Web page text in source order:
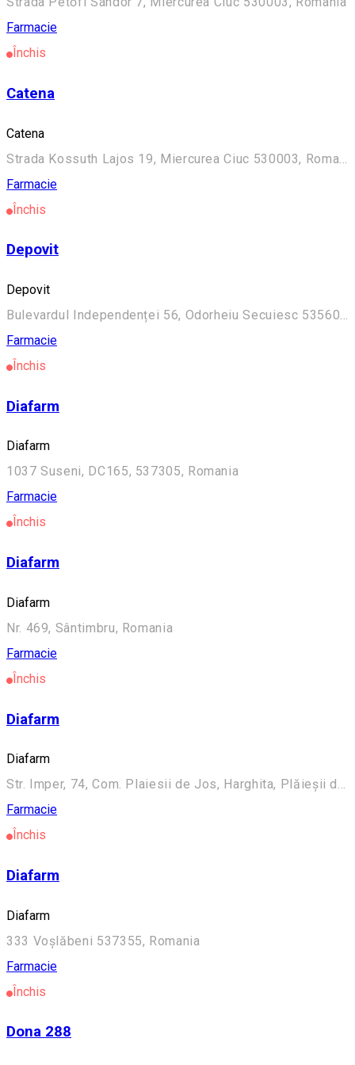
Farmacie
Închis
Catena
Catena
Farmacie
Închis
Depovit
Depovit
Bulevardul Independenței 56, Odorheiu Secuiesc 535600, Romania
Farmacie
Închis
Diafarm
Diafarm
1037 Suseni, DC165, 537305, Romania
Farmacie
Închis
Diafarm
Diafarm
Nr. 469, Sântimbru, Romania
Farmacie
Închis
Diafarm
Diafarm
Str. Imper, 74, Com. Plaiesii de Jos, Harghita, Plăieșii de Jos, Romania
Farmacie
Închis
Diafarm
Diafarm
333 Voșlăbeni 537355, Romania
Farmacie
Închis
Dona 288